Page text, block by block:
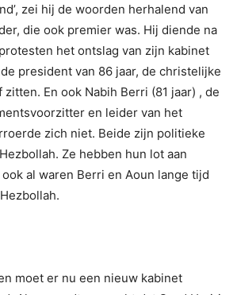
zei hij de woorden herhalend van
die ook premier was. Hij diende na
het ontslag van zijn kabinet
president van 86 jaar, de christelijke
En ook Nabih Berri (81 jaar) , de
en leider van het
zich niet. Beide zijn politieke
Ze hebben hun lot aan
al waren Berri en Aoun lange tijd
moet er nu een nieuw kabinet